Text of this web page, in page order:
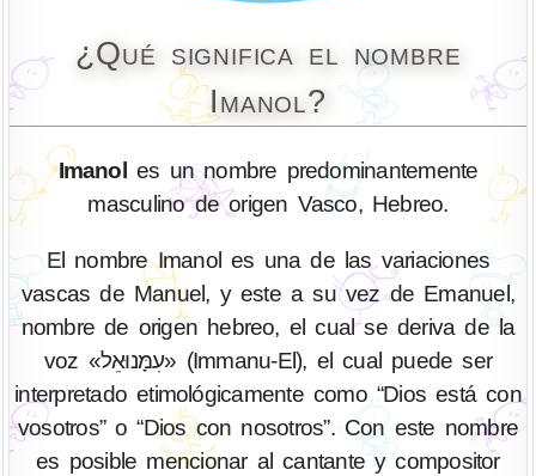
¿Qué significa el nombre
Imanol?
Imanol
es un nombre predominantemente
masculino de origen Vasco, Hebreo.
El nombre Imanol es una de las variaciones
vascas de Manuel, y este a su vez de Emanuel,
nombre de origen hebreo, el cual se deriva de la
voz «עִמָּנוּאֵל» (Immanu-El), el cual puede ser
interpretado etimológicamente como “Dios está con
vosotros” o “Dios con nosotros”. Con este nombre
es posible mencionar al cantante y compositor